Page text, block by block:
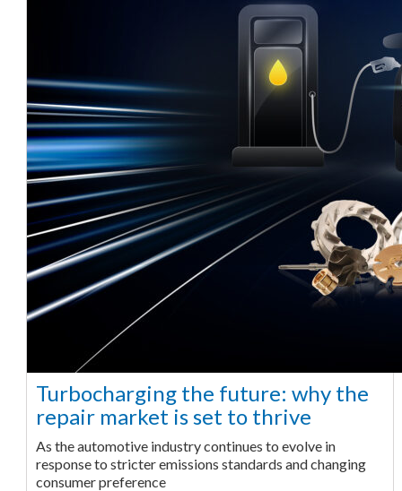
Turbocharging the future: why the
repair market is set to thrive
As the automotive industry continues to evolve in
response to stricter emissions standards and changing
consumer preference